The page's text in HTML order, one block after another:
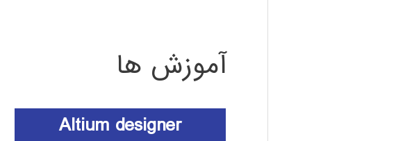
آموزش ها
Altium designer